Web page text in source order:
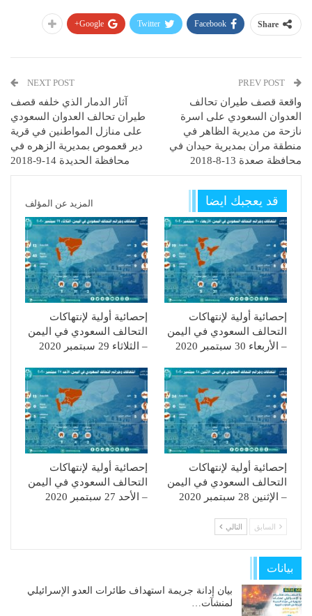
Share
Facebook
Twitter
Google+
واقعة قصف طيران تحالف
العدوان السعودي على اسرة
نازحة من مديرية الظاهر في
منطقة مران بمديرية حيدان في
محافظة صعدة 13-8-2018
NEXT POST
آثار الدمار الذي خلفه قصف
طيران تحالف العدوان السعودي
على منازل المواطنين في قرية
دير قعموص بمديرية الزهره في
محافظة الحديدة 14-9-2018
قد يعجبك ايضا المزيد عن المؤلف
إحصائية أولية لإنتهاكات
التحالف السعودي في اليمن
– الأربعاء 30 سبتمبر 2020
إحصائية أولية لإنتهاكات
التحالف السعودي في اليمن
– الثلاثاء 29 سبتمبر 2020
إحصائية أولية لإنتهاكات
التحالف السعودي في اليمن
– الإثنين 28 سبتمبر 2020
إحصائية أولية لإنتهاكات
التحالف السعودي في اليمن
– الأحد 27 سبتمبر 2020
السابق التالي
بيانات
بيان إدانة جريمة استهداف طائرات العدو الإسرائيلي
لمنشآت…